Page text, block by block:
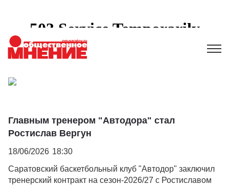
Главным тренером "Автодора" стал
Ростислав Вергун
18/06/2026 18:30
Саратовский баскетбольный клуб "Автодор" заключил
тренерский контракт на сезон-2026/27 с Ростиславом